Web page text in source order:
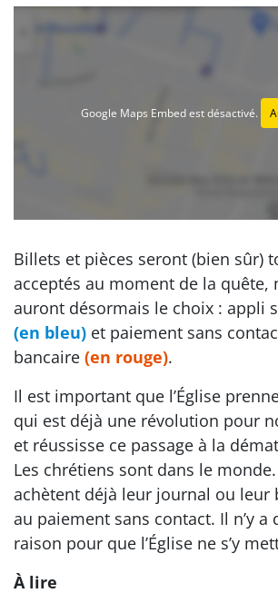
Google Maps Embed est désactivé.
Billets et pièces seront (bien sûr)
acceptés au moment de la quête,
auront désormais le choix : appli
(en bleu) et paiement sans
bancaire (en rouge).
Il est important que l’Église
qui est déjà une révolution pour
et réussisse ce passage à la
Les chrétiens sont dans le
achètent déjà leur journal ou leur
au paiement sans contact. Il n’y a
raison pour que l’Église ne s’y
À lire